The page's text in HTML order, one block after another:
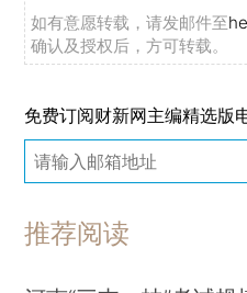
如有意愿转载，请发邮件至
确认及授权后，方可转载。
免费订阅财新网主编精选版
推荐阅读